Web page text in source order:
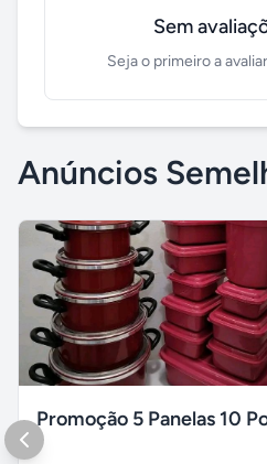
Sem
Seja o primeiro a
Anúncios